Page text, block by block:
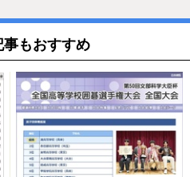
事もおすすめ